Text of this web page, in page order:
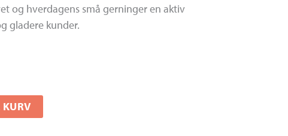
og hverdagens små gerninger en aktiv
gladere kunder.